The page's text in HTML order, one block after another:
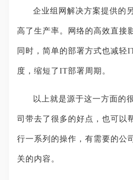
企业组网解决方案提供的
高了生产率。网络的高效直接
同时，简单的部署方式也减轻
度，缩短了IT部署周期。
以上就是源于这一方面的
司带去了很多的好点，也可以
行一系列的操作，有需要的公
关的内容。